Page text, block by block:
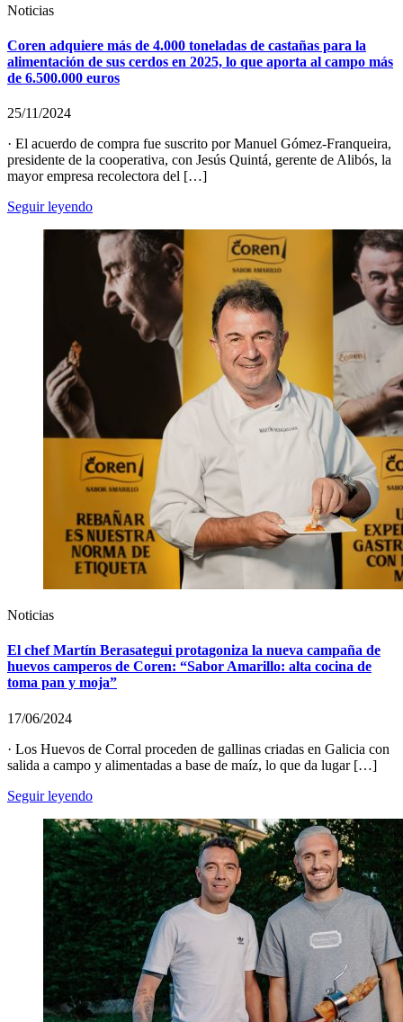
Noticias
Coren adquiere más de 4.000 toneladas de castañas para la
alimentación de sus cerdos en 2025, lo que aporta al campo más
de 6.500.000 euros
25/11/2024
· El acuerdo de compra fue suscrito por Manuel Gómez-Franqueira,
presidente de la cooperativa, con Jesús Quintá, gerente de Alibós, la
mayor empresa recolectora del […]
Seguir leyendo
Noticias
El chef Martín Berasategui protagoniza la nueva campaña de
huevos camperos de Coren: “Sabor Amarillo: alta cocina de
toma pan y moja”
17/06/2024
· Los Huevos de Corral proceden de gallinas criadas en Galicia con
salida a campo y alimentadas a base de maíz, lo que da lugar […]
Seguir leyendo